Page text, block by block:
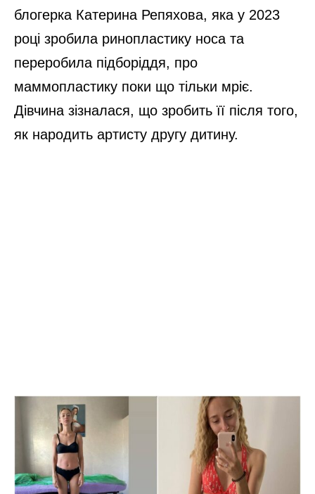
блогерка Катерина Репяхова, яка у 2023
році зробила ринопластику носа та
переробила підборіддя, про
маммопластику поки що тільки мріє.
Дівчина зізналася, що зробить її після того,
як народить артисту другу дитину.